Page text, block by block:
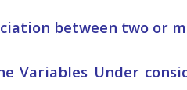
between two or
Variables Under